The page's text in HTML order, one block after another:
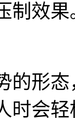
制效果
的形
时会